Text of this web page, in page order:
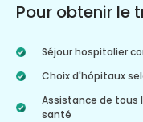
Pour obtenir le
Séjour hospitalier
Choix d'hôpitaux
Assistance de tous
santé